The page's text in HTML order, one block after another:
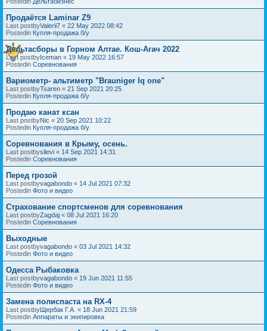
Продаётся Laminar Z9
Last postbyValerii7 « 22 May 2022 08:42
Postedin Купля-продажа б/у
Дельтасборы в Горном Алтае. Кош-Агач 2022
Last postbyIceman « 19 May 2022 16:57
Postedin Соревнования
Вариометр- альтиметр "Brauniger Iq one"
Last postbyTsaren « 21 Sep 2021 20:25
Postedin Купля-продажа б/у
Продаю канат ксан
Last postbyNic « 20 Sep 2021 10:22
Postedin Купля-продажа б/у
Соревнования в Крыму, осень.
Last postbysilevi « 14 Sep 2021 14:31
Postedin Соревнования
Перед грозой
Last postbyvagabondo « 14 Jul 2021 07:32
Postedin Фото и видео
Страхование спортсменов для соревнования
Last postbyZagdaj « 08 Jul 2021 16:20
Postedin Соревнования
Выходные
Last postbyvagabondo « 03 Jul 2021 14:32
Postedin Фото и видео
Одесса Рыбаковка
Last postbyvagabondo « 19 Jun 2021 11:55
Postedin Фото и видео
Замена полиспаста на RX-4
Last postbyЩербак Г.А. « 18 Jun 2021 21:59
Postedin Аппараты и экипировка